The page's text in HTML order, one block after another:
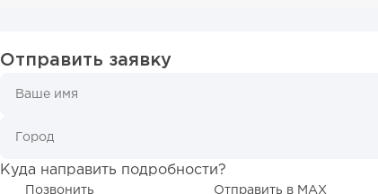
Отправить заявку
Куда направить подробности?
Позвонить Отправить в MAX